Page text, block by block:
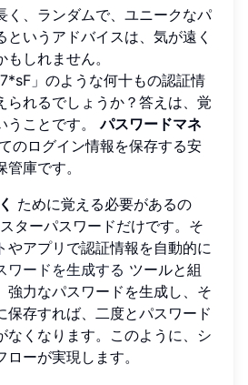
く、ランダムで、ユニークなパ
というアドバイスは、気が遠く
しれません。
」のような何十もの認証情
られるでしょうか？答えは、覚
うことです。パスワードマネ
のログイン情報を保存する安
庫です。
ために覚える必要があるの
ターパスワードだけです。そ
やアプリで認証情報を自動的に
ワードを生成する ツールと組
強力なパスワードを生成し、そ
保存すれば、二度とパスワード
なくなります。このように、シ
ーが実現します。